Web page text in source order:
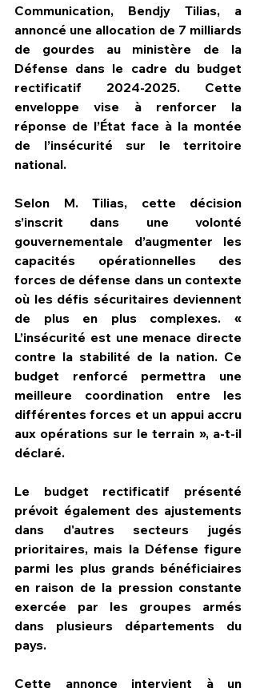
HPN Live
Communication, Bendjy Tilias, a
annoncé une allocation de 7 milliards
de gourdes au ministère de la
Défense dans le cadre du budget
rectificatif 2024-2025. Cette
enveloppe vise à renforcer la
réponse de l’État face à la montée
de l’insécurité sur le territoire
national.
Selon M. Tilias, cette décision
s’inscrit dans une volonté
gouvernementale d’augmenter les
capacités opérationnelles des
forces de défense dans un contexte
où les défis sécuritaires deviennent
de plus en plus complexes. «
L’insécurité est une menace directe
contre la stabilité de la nation. Ce
budget renforcé permettra une
meilleure coordination entre les
différentes forces et un appui accru
aux opérations sur le terrain », a-t-il
déclaré.
Le budget rectificatif présenté
prévoit également des ajustements
dans d'autres secteurs jugés
prioritaires, mais la Défense figure
parmi les plus grands bénéficiaires
en raison de la pression constante
exercée par les groupes armés
dans plusieurs départements du
pays.
Cette annonce intervient à un